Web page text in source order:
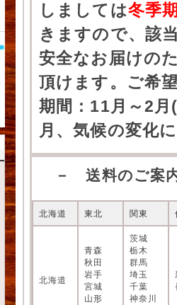
しましては冬季
きますので、該
安全なお届けの
頂けます。ご希
期間：11月～2
月、気候の変化
－ 送料のご案
北海道 東北 関東
北海道
青森
秋田
岩手
宮城
山形
茨城
栃木
群馬
埼玉
千葉
神奈川